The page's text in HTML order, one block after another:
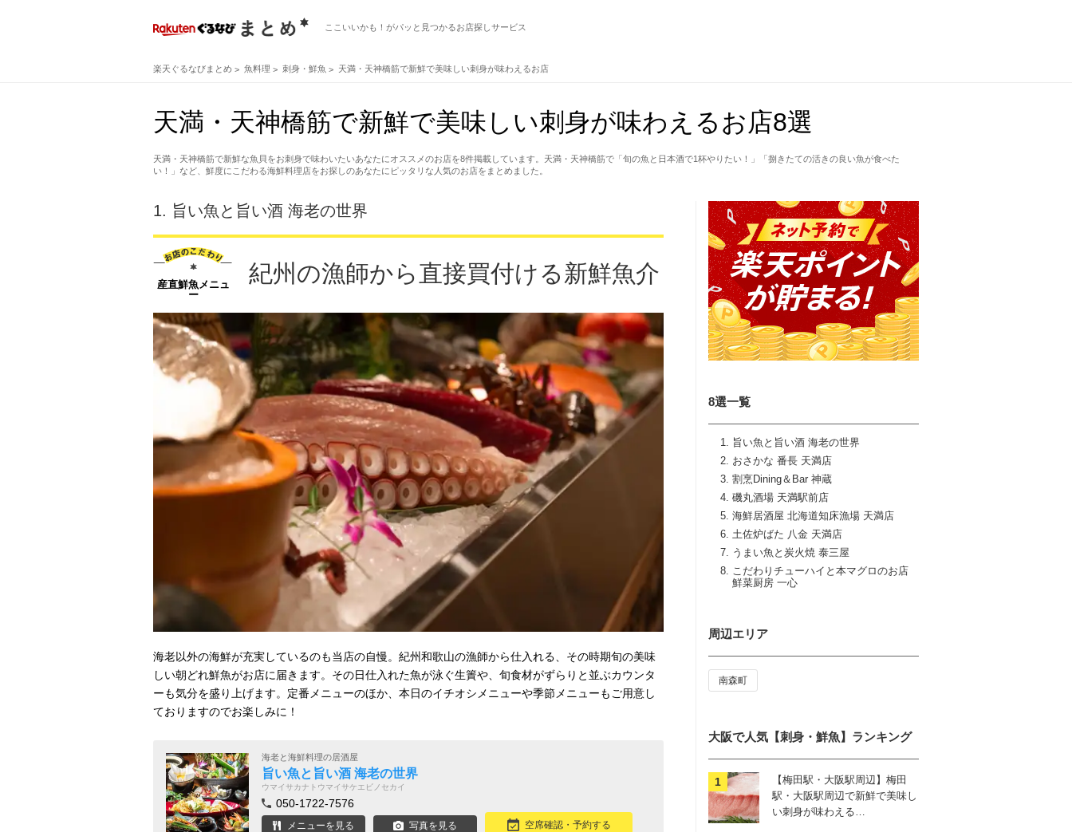
ここいいかも！がパッと見つかるお店探しサービス
楽天ぐるなびまとめ 魚料理 刺身・鮮魚 天満・天神橋筋で新鮮で美味しい刺身が味わえるお店
天満・天神橋筋で新鮮で美味しい刺身が味わえるお店8選
天満・天神橋筋で新鮮な魚貝をお刺身で味わいたいあなたにオススメのお店を8件掲載しています。天満・天神橋筋で「旬の魚と日本酒で1杯やりたい！」「捌きたての活きの良い魚が食べた
い！」など、鮮度にこだわる海鮮料理店をお探しのあなたにピッタリな人気のお店をまとめました。
8選一覧
旨い魚と旨い酒 海老の世界
おさかな 番長 天満店
割烹Dining＆Bar 神蔵
磯丸酒場 天満駅前店
海鮮居酒屋 北海道知床漁場 天満店
土佐炉ばた 八金 天満店
うまい魚と炭火焼 泰三屋
こだわりチューハイと本マグロのお店
鮮菜厨房 一心
1. 旨い魚と旨い酒 海老の世界
産直鮮魚メニュ
ー
紀州の漁師から直接買付ける新鮮魚介
海老以外の海鮮が充実しているのも当店の自慢。紀州和歌山の漁師から仕入れる、その時期旬の美味
しい朝どれ鮮魚がお店に届きます。その日仕入れた魚が泳ぐ生簀や、旬食材がずらりと並ぶカウンタ
ーも気分を盛り上げます。定番メニューのほか、本日のイチオシメニューや季節メニューもご用意し
ておりますのでお楽しみに！
海老と海鮮料理の居酒屋
旨い魚と旨い酒 海老の世界
ウマイサカナトウマイサケエビノセカイ
050-1722-7576
メニューを見る 写真を見る 空席確認・予約する
周辺エリア
南森町
大阪で人気【刺身・鮮魚】ランキング
【梅田駅・大阪駅周辺】梅田
駅・大阪駅周辺で新鮮で美味し
い刺身が味わえる…